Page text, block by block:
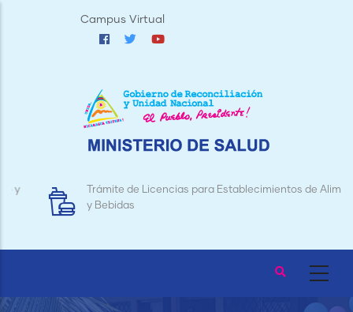
Campus Virtual
Trámite de Licencias para Establecimientos de Alimentos
y Bebidas